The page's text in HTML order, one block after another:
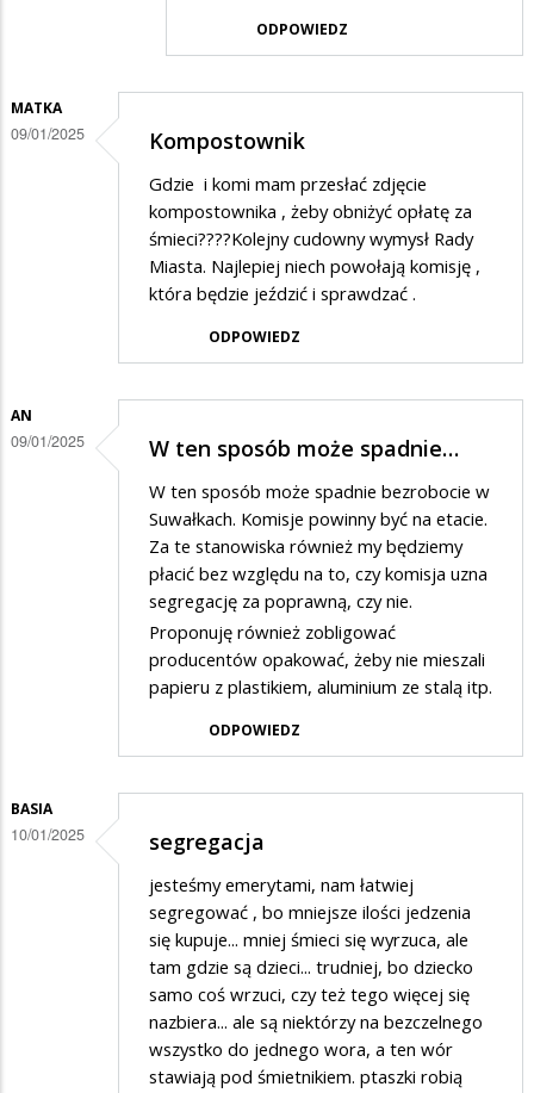
ODPOWIEDZ
MATKA
09/01/2025 Kompostownik
Gdzie i komi mam przesłać zdjęcie
kompostownika , żeby obniżyć opłatę za
śmieci????Kolejny cudowny wymysł Rady
Miasta. Najlepiej niech powołają komisję ,
która będzie jeździć i sprawdzać .
ODPOWIEDZ
AN
09/01/2025 W ten sposób może spadnie…
W ten sposób może spadnie bezrobocie w
Suwałkach. Komisje powinny być na etacie.
Za te stanowiska również my będziemy
płacić bez względu na to, czy komisja uzna
segregację za poprawną, czy nie.
Proponuję również zobligować
producentów opakować, żeby nie mieszali
papieru z plastikiem, aluminium ze stalą itp.
ODPOWIEDZ
BASIA
10/01/2025 segregacja
jesteśmy emerytami, nam łatwiej
segregować , bo mniejsze ilości jedzenia
się kupuje... mniej śmieci się wyrzuca, ale
tam gdzie są dzieci... trudniej, bo dziecko
samo coś wrzuci, czy też tego więcej się
nazbiera... ale są niektórzy na bezczelnego
wszystko do jednego wora, a ten wór
stawiają pod śmietnikiem. ptaszki robią